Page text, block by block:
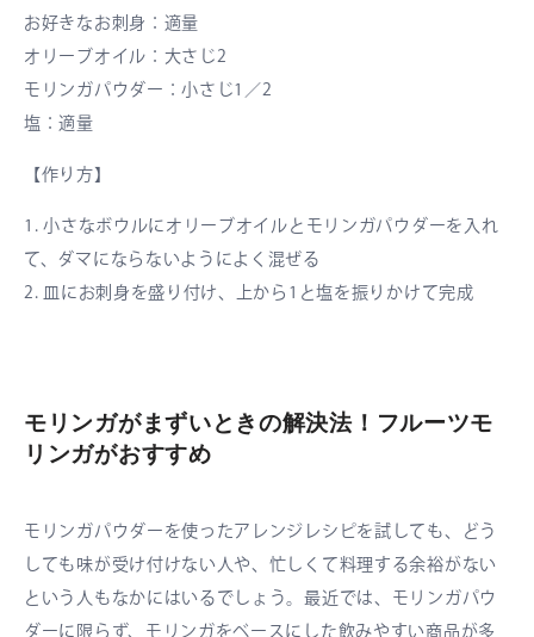
お好きなお刺身：適量
オリーブオイル：大さじ2
モリンガパウダー：小さじ1／2
塩：適量
【作り方】
1. 小さなボウルにオリーブオイルとモリンガパウダーを入れ
て、ダマにならないようによく混ぜる
2. 皿にお刺身を盛り付け、上から1と塩を振りかけて完成
モリンガがまずいときの解決法！フルーツモ
リンガがおすすめ
モリンガパウダーを使ったアレンジレシピを試しても、どう
しても味が受け付けない人や、忙しくて料理する余裕がない
という人もなかにはいるでしょう。最近では、モリンガパウ